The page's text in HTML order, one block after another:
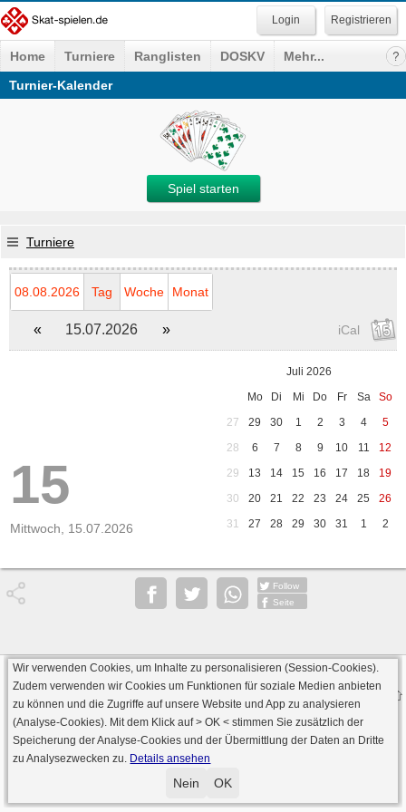
Registrieren
Home Turniere Ranglisten DOSKV
Mehr...
Turnier-Kalender
Spiel starten
Turniere
08.08.2026 Tag Woche Monat
« 15.07.2026 » iCal
15
Mittwoch, 15.07.2026
Juli 2026
Mo
Di Mi Do Fr Sa
So
27
29 30 1 2 3 4
5
28
6 7 8 9 10 11
12
29
13 14 15 16 17 18
19
30
20 21 22 23 24 25
26
31
27 28 29 30 31 1 2
Follow
Seite
· Serverversion: 2026 6.241 · registrierte Spieler: 501.063 ·
Online Skat Server: 142 (private Server:136)
Wir verwenden Cookies, um Inhalte zu personalisieren (Session-Cookies).
Zudem verwenden wir Cookies um Funktionen für soziale Medien anbieten
zu können und die Zugriffe auf unsere Website und App zu analysieren
(Analyse-Cookies). Mit dem Klick auf> OK < stimmen Sie zusätzlich der
Speicherung der Analyse-Cookies und der Übermittlung der Daten an Dritte
zu Analysezwecken zu. Details ansehen
Nein OK